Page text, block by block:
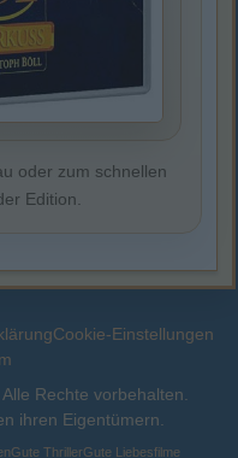
oder zum schnellen
Edition.
Cookie-Einstellungen
Rechte vorbehalten.
ihren Eigentümern.
Gute ThrillerGute Liebesfilme